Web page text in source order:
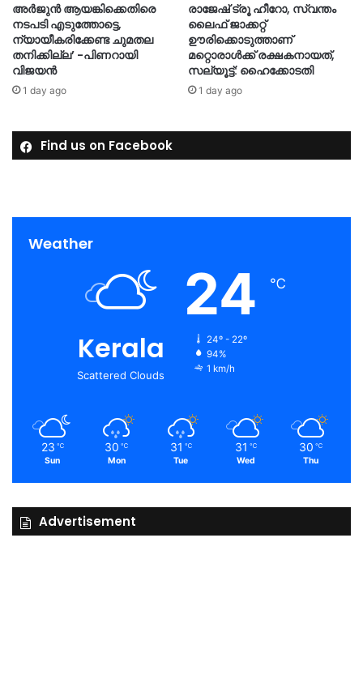
അർജുൻ ആയങ്കിക്കെതിരെ
നടപടി എടുത്തോട്ടെ,
ന്യായീകരിക്കേണ്ട ചുമതല
തനിക്കില്ല’ -പിണറായി
വിജയൻ
1 day ago
രാജേഷ് ട്രൂ ഹീറോ, സ്വന്തം
ലൈഫ് ജാക്കറ്റ്
ഊരിക്കൊടുത്താണ്
മറ്റൊരാള്‍ക്ക് രക്ഷകനായത്,
സല്യൂട്ട്: ഹൈക്കോടതി
1 day ago
Find us on Facebook
Weather
Kerala
Scattered Clouds
24 ℃
24º - 22º
94%
1 km/h
23 ℃
Sun
30 ℃
Mon
31 ℃
Tue
31 ℃
Wed
30 ℃
Thu
Advertisement